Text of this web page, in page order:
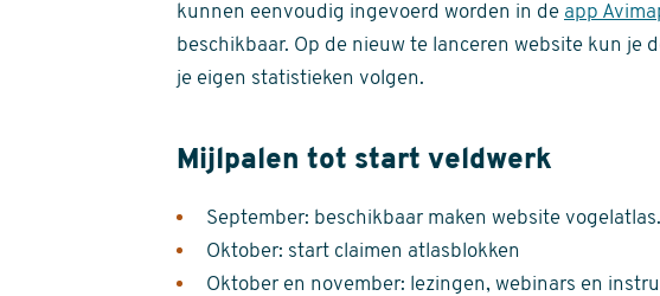
kunnen eenvoudig ingevoerd worden in de app
beschikbaar. Op de nieuw te lanceren website kun je
je eigen statistieken volgen.
Mijlpalen tot start veldwerk
September: beschikbaar maken website
Oktober: start claimen atlasblokken
Oktober en november: lezingen, webinars en